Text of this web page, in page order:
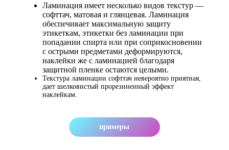
Ламинация имеет несколько видов текстур —
софттач, матовая и глянцевая. Ламинация
обеспечивает максимальную защиту
этикеткам, этикетки без ламинации при
попадании спирта или при соприкосновении
с острыми предметами деформируются,
наклейки же с ламинацией благодаря
защитной пленке остаются целыми.
Текстура ламинации софттач невероятно приятная,
дает шелковистый прорезиненный эффект
наклейкам.
примеры